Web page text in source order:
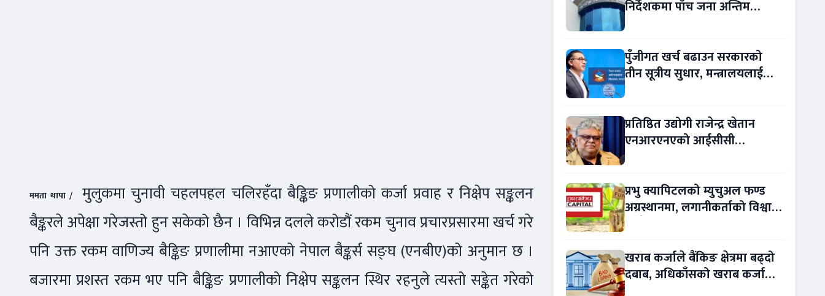
ममता थापा /
मुलुकमा चुनावी चहलपहल चलिरहँदा बैङ्किङ प्रणालीको कर्जा प्रवाह र निक्षेप सङ्कलन
बैङ्करले अपेक्षा गरेजस्तो हुन सकेको छैन । विभिन्न दलले करोडौं रकम चुनाव प्रचारप्रसारमा खर्च गरे
पनि उक्त रकम वाणिज्य बैङ्किङ प्रणालीमा नआएको नेपाल बैङ्कर्स सङ्घ (एनबीए)को अनुमान छ ।
बजारमा प्रशस्त रकम भए पनि बैङ्किङ प्रणालीको निक्षेप सङ्कलन स्थिर रहनुले त्यस्तो सङ्केत गरेको
निर्देशकमा पाँच जना अन्तिम
पुँजीगत खर्च बढाउन सरकारको
तीन सूत्रीय सुधार, मन्त्रालयलाई
प्रतिष्ठित उद्योगी राजेन्द्र खेतान
एनआरएनएको आईसीसी
प्रभु क्यापिटलको म्युचुअल फण्ड
अग्रस्थानमा, लगानीकर्ताको विश्वास
खराब कर्जाले बैंकिङ क्षेत्रमा बढ्दो
दबाब, अधिकाँसको खराब कर्जा